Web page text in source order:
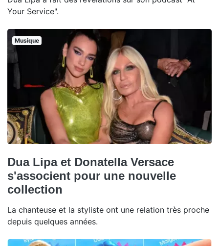
Your Service".
Musique
Dua Lipa et Donatella Versace
s'associent pour une nouvelle
collection
La chanteuse et la styliste ont une relation très proche
depuis quelques années.